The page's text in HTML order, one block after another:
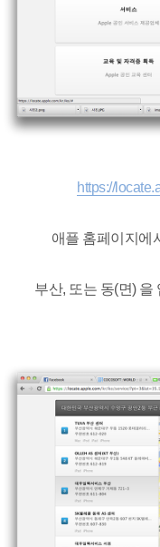
https://
애플 홈페이지에
부산, 또는 동(면) 을